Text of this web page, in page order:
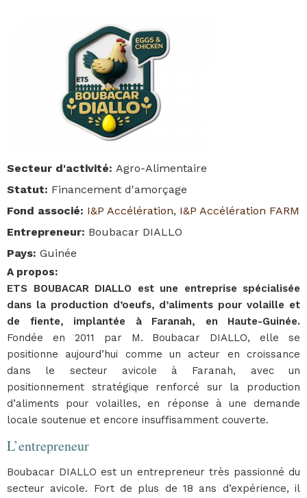
Secteur d'activité: Agro-Alimentaire
Statut: Financement d'amorçage
Fond associé: I&P Accélération, I&P Accélération FARM
Entrepreneur: Boubacar DIALLO
Pays: Guinée
A propos:
ETS BOUBACAR DIALLO est une entreprise spécialisée
dans la production d’oeufs, d’aliments pour volaille et
de fiente, implantée à Faranah, en Haute-Guinée.
Fondée en 2011 par M. Boubacar DIALLO, elle se
positionne aujourd’hui comme un acteur en croissance
dans le secteur avicole à Faranah, avec un
positionnement stratégique renforcé sur la production
d’aliments pour volailles, en réponse à une demande
locale soutenue et encore insuffisamment couverte.
L’entrepreneur
Boubacar DIALLO est un entrepreneur très passionné du
secteur avicole. Fort de plus de 18 ans d’expérience, il